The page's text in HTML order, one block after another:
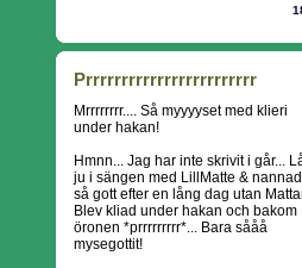
Prrrrrrrrrrrrrrrrrrrrrrrr
Mrrrrrrrr.... Så myyyyset med klieri
under hakan!
Hmnn... Jag har inte skrivit i går...
ju i sängen med LillMatte &
så gott efter en lång dag utan
Blev kliad under hakan och bakom
öronen *prrrrrrrrr*... Bara sååå
mysegottit!